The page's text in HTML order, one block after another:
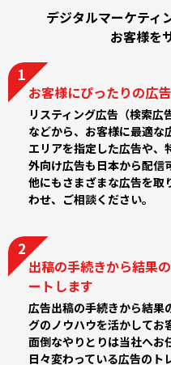
デジタルマーケティ
お客様を
お客様にぴったりの広
リスティング広告（検索広
などから、お客様に最適な
エリアを指定した広告や、
外向け広告も日本から配信
他にもさまざまな広告を取
わせ、ご相談ください。
出稿の手続きから結果
ートします
広告出稿の手続きから結果
グのノウハウを活かしてお
面倒なやりとりは当社へお
日々変わっている広告のト